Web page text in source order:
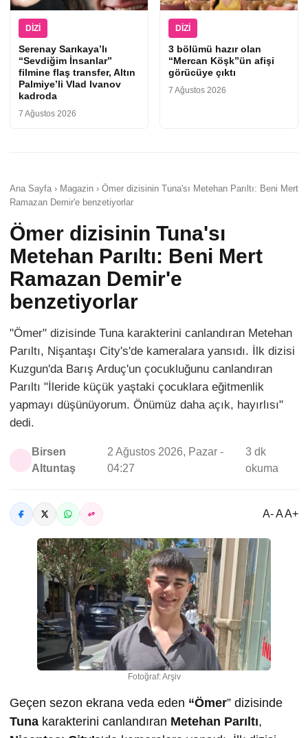
DIZI
Serenay Sarıkaya’lı
“Sevdiğim İnsanlar”
filmine flaş transfer, Altın
Palmiye’li Vlad Ivanov
kadroda
7 Ağustos 2026
DIZI
3 bölümü hazır olan
“Mercan Köşk”ün afişi
görücüye çıktı
7 Ağustos 2026
Ana Sayfa › Magazin › Ömer dizisinin Tuna'sı Metehan Parıltı: Beni Mert
Ramazan Demir'e benzetiyorlar
Ömer dizisinin Tuna'sı
Metehan Parıltı: Beni Mert
Ramazan Demir'e
benzetiyorlar
"Ömer" dizisinde Tuna karakterini canlandıran Metehan
Parıltı, Nişantaşı City's'de kameralara yansıdı. İlk dizisi
Kuzgun'da Barış Arduç'un çocukluğunu canlandıran
Parıltı "İleride küçük yaştaki çocuklara eğitmenlik
yapmayı düşünüyorum. Önümüz daha açık, hayırlısı"
dedi.
Birsen
Altuntaş
2 Ağustos 2026, Pazar -
04:27
3 dk
okuma
A- A A+
Fotoğraf: Arşiv
Geçen sezon ekrana veda eden “Ömer” dizisinde
Tuna karakterini canlandıran Metehan Parıltı,